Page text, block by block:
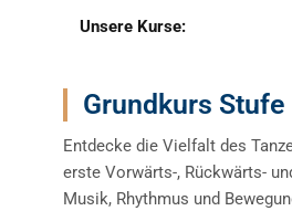
Unsere Kurse:
Grundkurs
Entdecke die Vielfalt des
erste Vorwärts-, Rückwärts-
Musik, Rhythmus und